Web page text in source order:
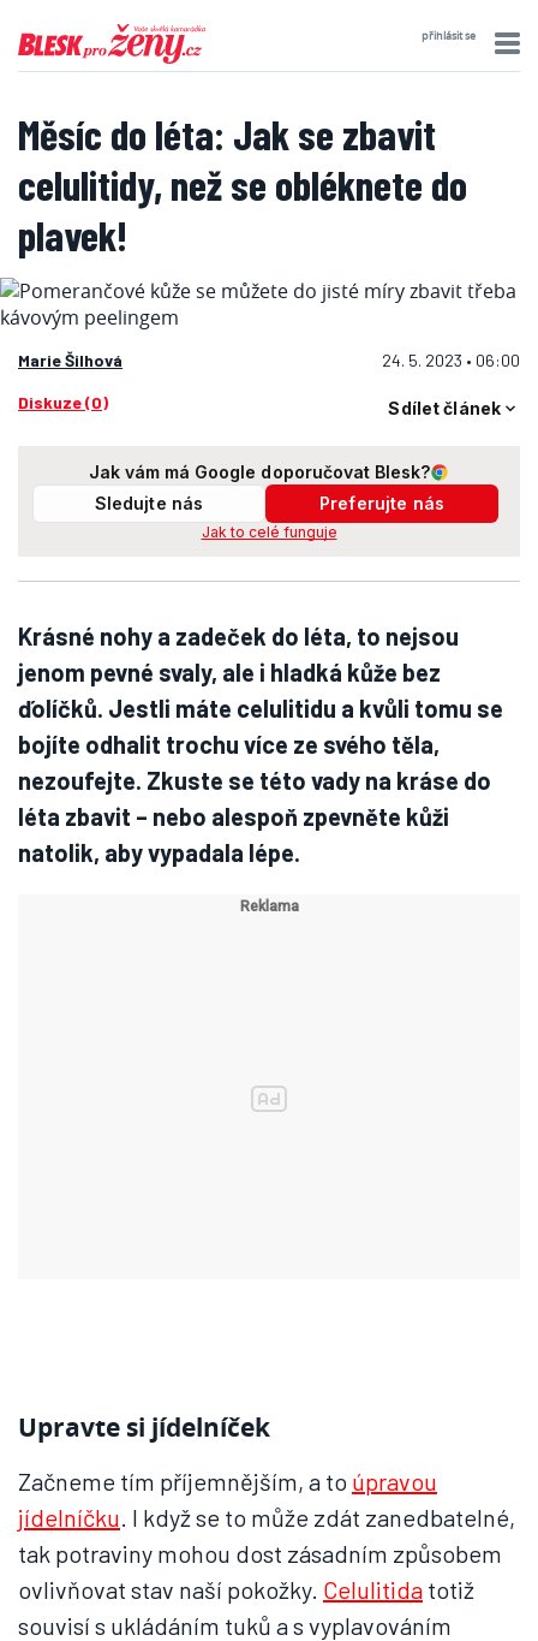
přihlásit se
Měsíc do léta: Jak se zbavit
celulitidy, než se obléknete do
plavek!
Marie Šilhová 24. 5. 2023 • 06:00
Diskuze (0) Sdílet článek
Jak vám má Google doporučovat Blesk?
Sledujte nás
Preferujte nás
Jak to celé funguje
Krásné nohy a zadeček do léta, to nejsou
jenom pevné svaly, ale i hladká kůže bez
ďolíčků. Jestli máte celulitidu a kvůli tomu se
bojíte odhalit trochu více ze svého těla,
nezoufejte. Zkuste se této vady na kráse do
léta zbavit – nebo alespoň zpevněte kůži
natolik, aby vypadala lépe.
Upravte si jídelníček
Začneme tím příjemnějším, a to úpravou
jídelníčku. I když se to může zdát zanedbatelné,
tak potraviny mohou dost zásadním způsobem
ovlivňovat stav naší pokožky. Celulitida totiž
souvisí s ukládáním tuků a s vyplavováním